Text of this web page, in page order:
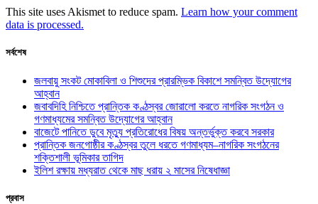
This site uses Akismet to reduce spam. Learn how your comment
data is processed.
সর্বশেষ
জলবায়ু সংকট মোকাবিলা ও শিশুদের প্রারম্ভিক বিকাশে সমন্বিত উদ্যোগের
আহ্বান
জবাবদিহি নিশ্চিতে প্রান্তিক কণ্ঠস্বর জোরালো করতে নাগরিক সংগঠন ও
গণমাধ্যমের সমন্বিত উদ্যোগের আহ্বান
বাজেটে পানিতে ডুবে মৃত্যু প্রতিরোধের বিষয় অন্তর্ভুক্ত করবে সরকার
প্রান্তিক জনগোষ্ঠীর কণ্ঠস্বর তুলে ধরতে গণমাধ্যম–নাগরিক সংগঠনের
শক্তিশালী ভূমিকার তাগিদ
ইলিশ রক্ষায় মধ্যরাত থেকে মাছ ধরায় ২ মাসের নিষেধাজ্ঞা
প্রবাস